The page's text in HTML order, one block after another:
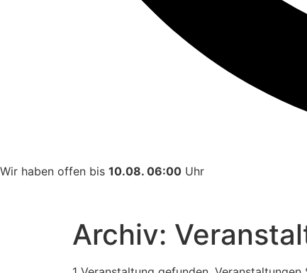
Wir haben offen bis 10.08. 06:00 Uhr
Archiv: